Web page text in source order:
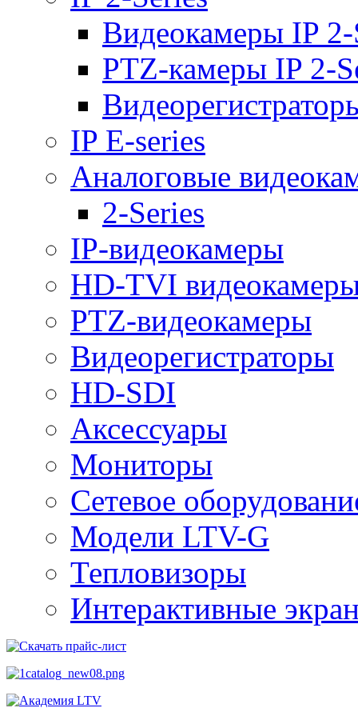
Видеокамеры IP 2-
PTZ-камеры IP 2-
IP E-series
Аналоговые
2-Series
IP-видеокамеры
HD-TVI
PTZ-видеокамеры
Видеорегистраторы
HD-SDI
Аксессуары
Мониторы
Сетевое
Модели LTV-G
Тепловизоры
Интерактивные